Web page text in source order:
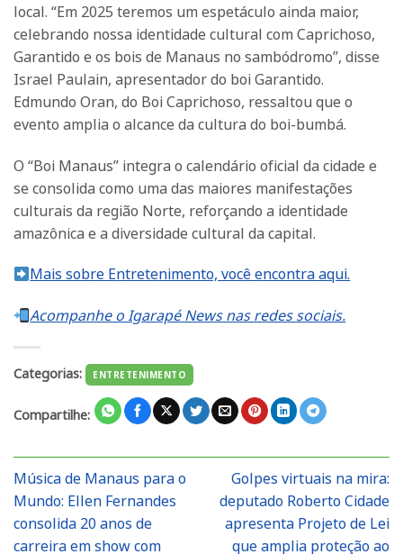
local. “Em 2025 teremos um espetáculo ainda maior,
celebrando nossa identidade cultural com Caprichoso,
Garantido e os bois de Manaus no sambódromo”, disse
Israel Paulain, apresentador do boi Garantido.
Edmundo Oran, do Boi Caprichoso, ressaltou que o
evento amplia o alcance da cultura do boi-bumbá.
O “Boi Manaus” integra o calendário oficial da cidade e
se consolida como uma das maiores manifestações
culturais da região Norte, reforçando a identidade
amazônica e a diversidade cultural da capital.
Mais sobre Entretenimento, você encontra aqui.
Acompanhe o Igarapé News nas redes sociais.
Categorias: ENTRETENIMENTO
Compartilhe:
Música de Manaus para o
Mundo: Ellen Fernandes
consolida 20 anos de
carreira em show com
Golpes virtuais na mira:
deputado Roberto Cidade
apresenta Projeto de Lei
que amplia proteção ao